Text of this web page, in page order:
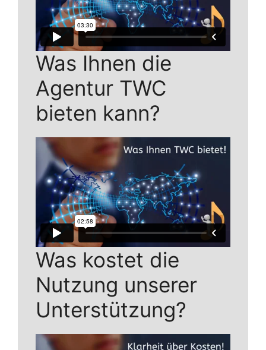
Was Ihnen die
Agentur TWC
bieten kann?
Was kostet die
Nutzung unserer
Unterstützung?